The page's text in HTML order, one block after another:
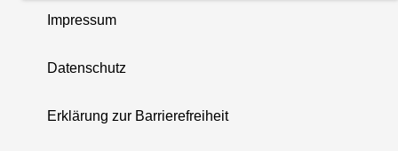
Impressum
Datenschutz
Erklärung zur Barrierefreiheit